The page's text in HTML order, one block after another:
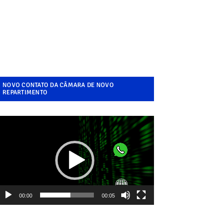
NOVO CONTATO DA CÂMARA DE NOVO
REPARTIMENTO
00:00 00:05